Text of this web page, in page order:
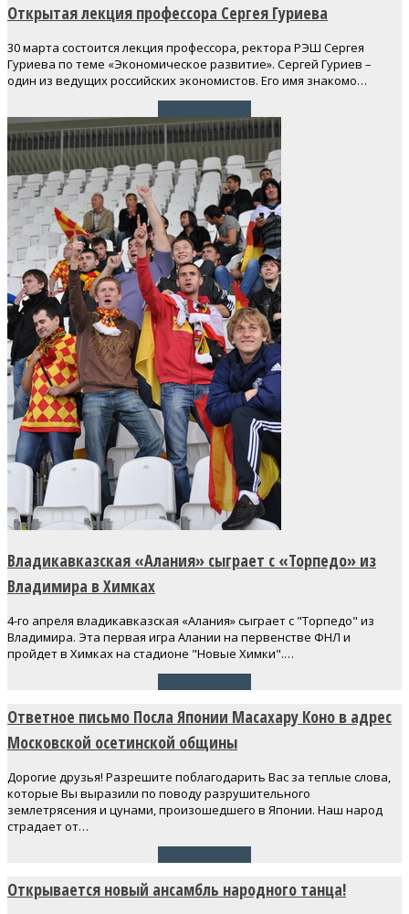
Открытая лекция профессора Сергея Гуриева
30 марта состоится лекция профессора, ректора РЭШ Сергея
Гуриева по теме «Экономическое развитие». Сергей Гуриев –
один из ведущих российских экономистов. Его имя знакомо…
Владикавказская «Алания» сыграет с «Торпедо» из
Владимира в Химках
4-го апреля владикавказская «Алания» сыграет с "Торпедо" из
Владимира. Эта первая игра Алании на первенстве ФНЛ и
пройдет в Химках на стадионе "Новые Химки".…
Ответное письмо Посла Японии Масахару Коно в адрес
Московской осетинской общины
Дорогие друзья! Разрешите поблагодарить Вас за теплые слова,
которые Вы выразили по поводу разрушительного
землетрясения и цунами, произошедшего в Японии. Наш народ
страдает от…
Открывается новый ансамбль народного танца!